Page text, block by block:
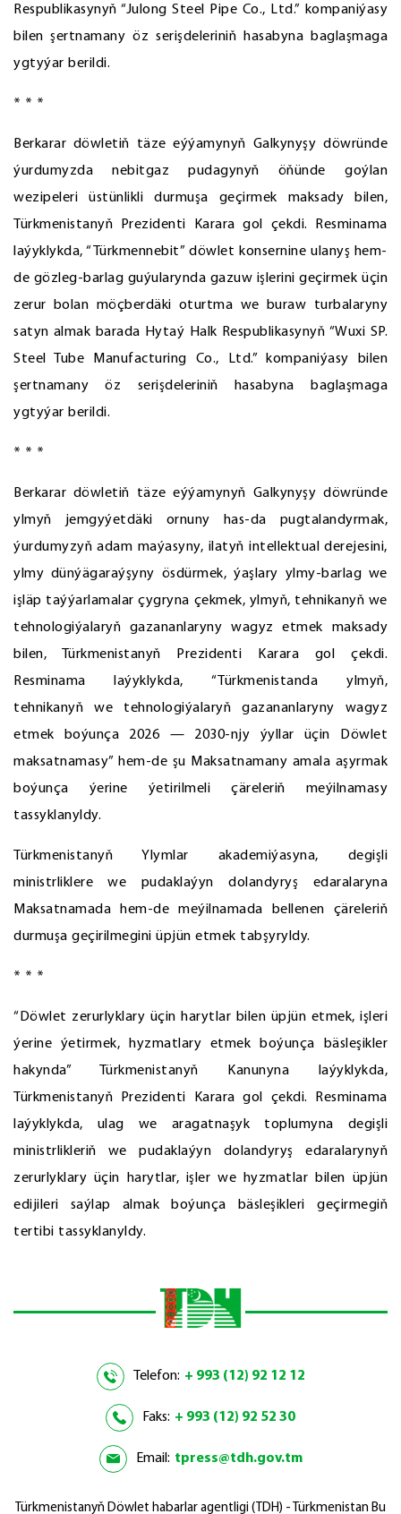
Respublikasynyň “Julong Steel Pipe Сo., Ltd.” kompaniýasy
bilen şertnamany öz serişdeleriniň hasabyna baglaşmaga
ygtyýar berildi.
* * *
Berkarar döwletiň täze eýýamynyň Galkynyşy döwründe
ýurdumyzda nebitgaz pudagynyň öňünde goýlan
wezipeleri üstünlikli durmuşa geçirmek maksady bilen,
Türkmenistanyň Prezidenti Karara gol çekdi. Resminama
laýyklykda, “Türkmennebit” döwlet konsernine ulanyş hem-
de gözleg-barlag guýularynda gazuw işlerini geçirmek üçin
zerur bolan möçberdäki oturtma we buraw turbalaryny
satyn almak barada Hytaý Halk Respublikasynyň “Wuхi SP.
Steel Tube Manufaсturing Сo., Ltd.” kompaniýasy bilen
şertnamany öz serişdeleriniň hasabyna baglaşmaga
ygtyýar berildi.
* * *
Berkarar döwletiň täze eýýamynyň Galkynyşy döwründe
ylmyň jemgyýetdäki ornuny has-da pugtalandyrmak,
ýurdumyzyň adam maýasyny, ilatyň intellektual derejesini,
ylmy dünýägaraýşyny ösdürmek, ýaşlary ylmy-barlag we
işläp taýýarlamalar çygryna çekmek, ylmyň, tehnikanyň we
tehnologiýalaryň gazananlaryny wagyz etmek maksady
bilen, Türkmenistanyň Prezidenti Karara gol çekdi.
Resminama laýyklykda, “Türkmenistanda ylmyň,
tehnikanyň we tehnologiýalaryň gazananlaryny wagyz
etmek boýunça 2026 — 2030-njy ýyllar üçin Döwlet
maksatnamasy” hem-de şu Maksatnamany amala aşyrmak
boýunça ýerine ýetirilmeli çäreleriň meýilnamasy
tassyklanyldy.
Türkmenistanyň Ylymlar akademiýasyna, degişli
ministrliklere we pudaklaýyn dolandyryş edaralaryna
Maksatnamada hem-de meýilnamada bellenen çäreleriň
durmuşa geçirilmegini üpjün etmek tabşyryldy.
* * *
“Döwlet zerurlyklary üçin harytlar bilen üpjün etmek, işleri
ýerine ýetirmek, hyzmatlary etmek boýunça bäsleşikler
hakynda” Türkmenistanyň Kanunyna laýyklykda,
Türkmenistanyň Prezidenti Karara gol çekdi. Resminama
laýyklykda, ulag we aragatnaşyk toplumyna degişli
ministrlikleriň we pudaklaýyn dolandyryş edaralarynyň
zerurlyklary üçin harytlar, işler we hyzmatlar bilen üpjün
edijileri saýlap almak boýunça bäsleşikleri geçirmegiň
tertibi tassyklanyldy.
Telefon: + 993 (12) 92 12 12
Faks: + 993 (12) 92 52 30
Email: tpress@tdh.gov.tm
Türkmenistanyň Döwlet habarlar agentligi (TDH) - Türkmenistan Bu